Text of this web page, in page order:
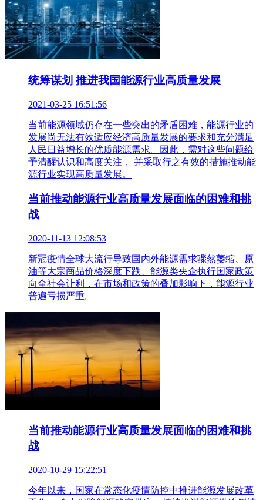
统筹谋划 推进我国能源行业高质量发展
2021-03-25 16:51:56
当前能源领域仍存在一些突出的矛盾困难，能源行业的
发展尚无法有效适应经济高质量发展的要求和充分满足
人民日益增长的优质能源需求。因此，需对这些问题给
予清醒认识和高度关注， 并采取行之有效的措施推动能
源行业实现高质量发展。
当前推动能源行业高质量发展面临的困难和挑
战
2020-11-13 12:08:53
新冠疫情全球大流行导致国内外能源需求骤然萎缩、原
油等大宗商品价格深度下跌、能源类央企执行国家政策
向全社会让利，在市场和政策的叠加影响下，能源行业
普遍亏损严重。
当前推动能源行业高质量发展面临的困难和挑
战
2020-10-29 15:22:51
今年以来，国家在常态化疫情防控中推进能源发展改革